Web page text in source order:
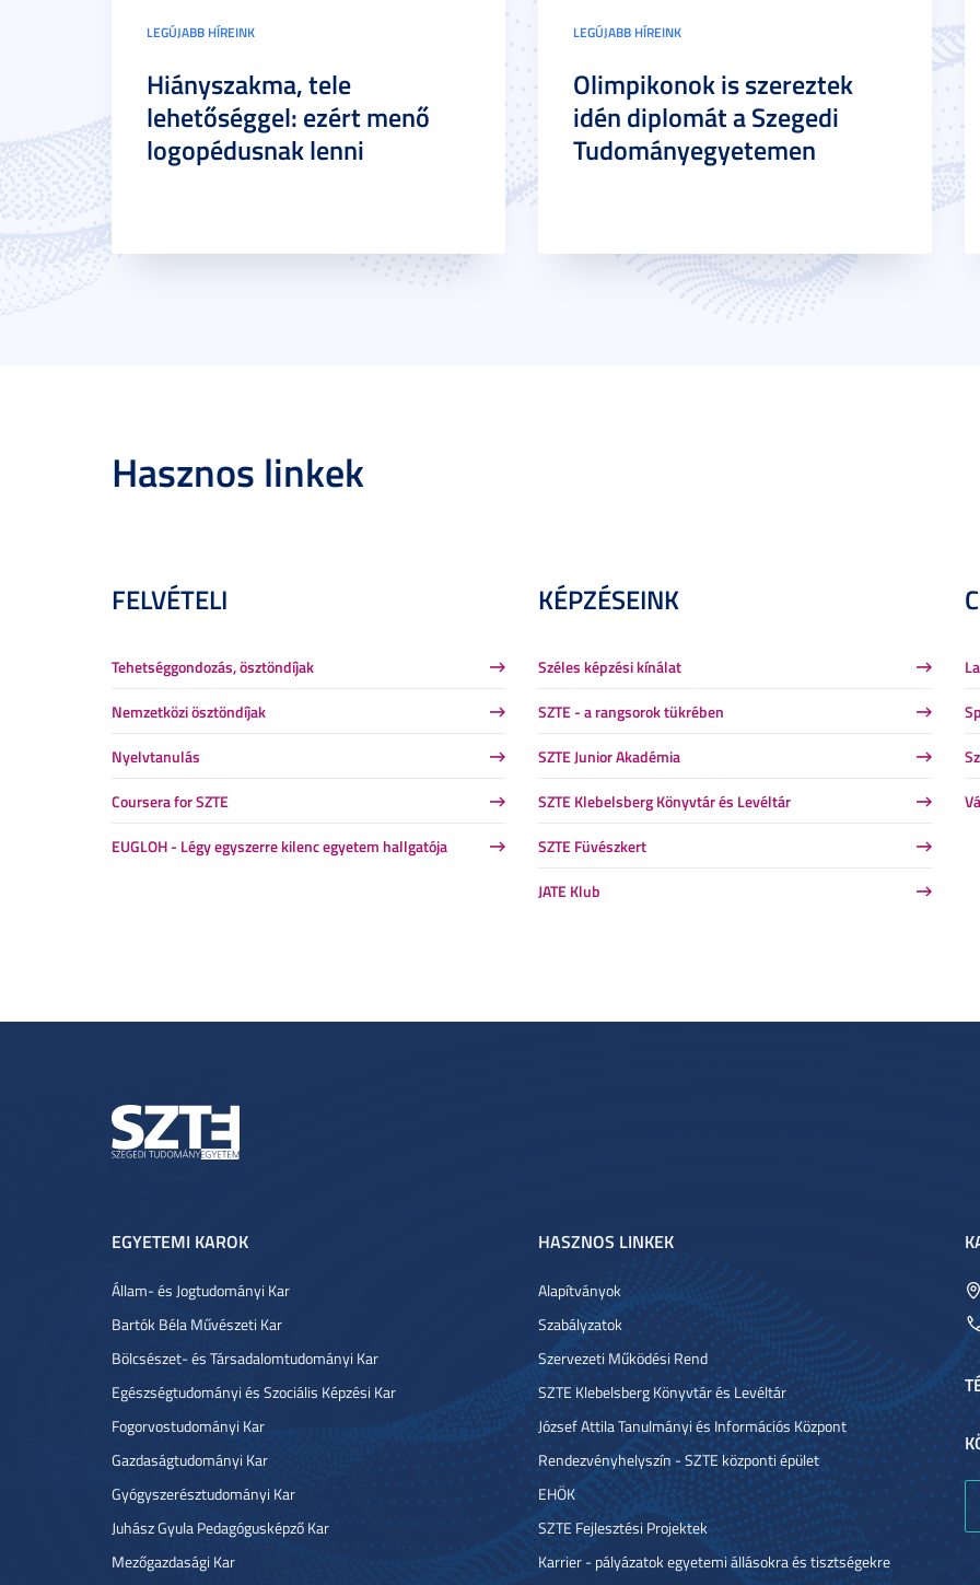
LEGÚJABB HÍREINK
Hiányszakma, tele
lehetőséggel: ezért menő
logopédusnak lenni
LEGÚJABB HÍREINK
Olimpikonok is szereztek
idén diplomát a Szegedi
Tudományegyetemen
Hasznos linkek
FELVÉTELI
Tehetséggondozás, ösztöndíjak
Nemzetközi ösztöndíjak
Nyelvtanulás
Coursera for SZTE
EUGLOH - Légy egyszerre kilenc egyetem hallgatója
KÉPZÉSEINK
Széles képzési kínálat
SZTE - a rangsorok tükrében
SZTE Junior Akadémia
SZTE Klebelsberg Könyvtár és Levéltár
SZTE Füvészkert
JATE Klub
EGYETEMI KAROK
Állam- és Jogtudományi Kar
Bartók Béla Művészeti Kar
Bölcsészet- és Társadalomtudományi Kar
Egészségtudományi és Szociális Képzési Kar
Fogorvostudományi Kar
Gazdaságtudományi Kar
Gyógyszerésztudományi Kar
Juhász Gyula Pedagógusképző Kar
Mezőgazdasági Kar
HASZNOS LINKEK
Alapítványok
Szabályzatok
Szervezeti Működési Rend
SZTE Klebelsberg Könyvtár és Levéltár
József Attila Tanulmányi és Információs Központ
Rendezvényhelyszín - SZTE központi épület
EHÖK
SZTE Fejlesztési Projektek
Karrier - pályázatok egyetemi állásokra és tisztségekre